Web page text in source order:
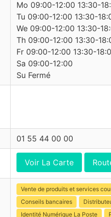
Mo 09:00-12:00 13:30-
Tu 09:00-12:00 13:30-
We 09:00-12:00 13:30-
Th 09:00-12:00 13:30-
Fr 09:00-12:00 13:30-
Sa 09:00-12:00
Su Fermé
01 55 44 00 00
Voir La Carte
Vente de produits et services
Conseils bancaires
Identité Numérique La Poste